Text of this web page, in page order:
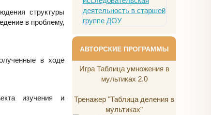
структуры
в проблему,
в ходе
изучения и
АВТОРСКИЕ ПРОГРАММЫ
Игра Таблица умножения в
мультиках 2.0
Тренажер "Таблица деления в
мультиках"